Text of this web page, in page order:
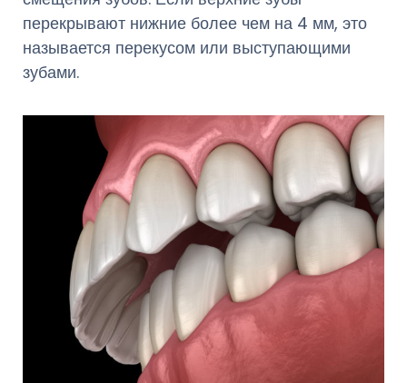
перекрывают нижние более чем на 4 мм, это
называется перекусом или выступающими
зубами.